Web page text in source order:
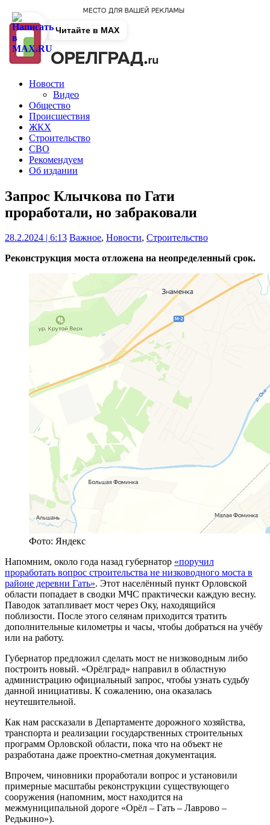
Новости
Видео
Общество
Происшествия
ЖКХ
Строительство
СВО
Рекомендуем
Об издании
Запрос Клычкова по Гати
проработали, но забраковали
28.2.2024 | 6:13 Важное, Новости, Строительство
Реконструкция моста отложена на неопределенный срок.
Фото: Яндекс
Напомним, около года назад губернатор «поручил
проработать вопрос строительства не низководного моста в
районе деревни Гать». Этот населённый пункт Орловской
области попадает в сводки МЧС практически каждую весну.
Паводок затапливает мост через Оку, находящийся
поблизости. После этого селянам приходится тратить
дополнительные километры и часы, чтобы добраться на учёбу
или на работу.
Губернатор предложил сделать мост не низководным либо
построить новый. «Орёлград» направил в областную
администрацию официальный запрос, чтобы узнать судьбу
данной инициативы. К сожалению, она оказалась
неутешительной.
Как нам рассказали в Департаменте дорожного хозяйства,
транспорта и реализации государственных строительных
программ Орловской области, пока что на объект не
разработана даже проектно-сметная документация.
Впрочем, чиновники проработали вопрос и установили
примерные масштабы реконструкции существующего
сооружения (напомним, мост находится на
межмуниципальной дороге «Орёл – Гать – Лаврово –
Редькино»).
Читайте в MAX